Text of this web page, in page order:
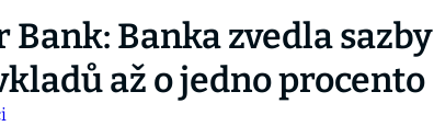
Banka zvedla sazby
až o jedno procento